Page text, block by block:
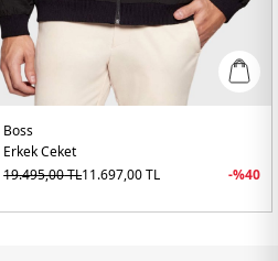
Boss
Erkek Ceket
19.495,00TL11.697,00TL -%40